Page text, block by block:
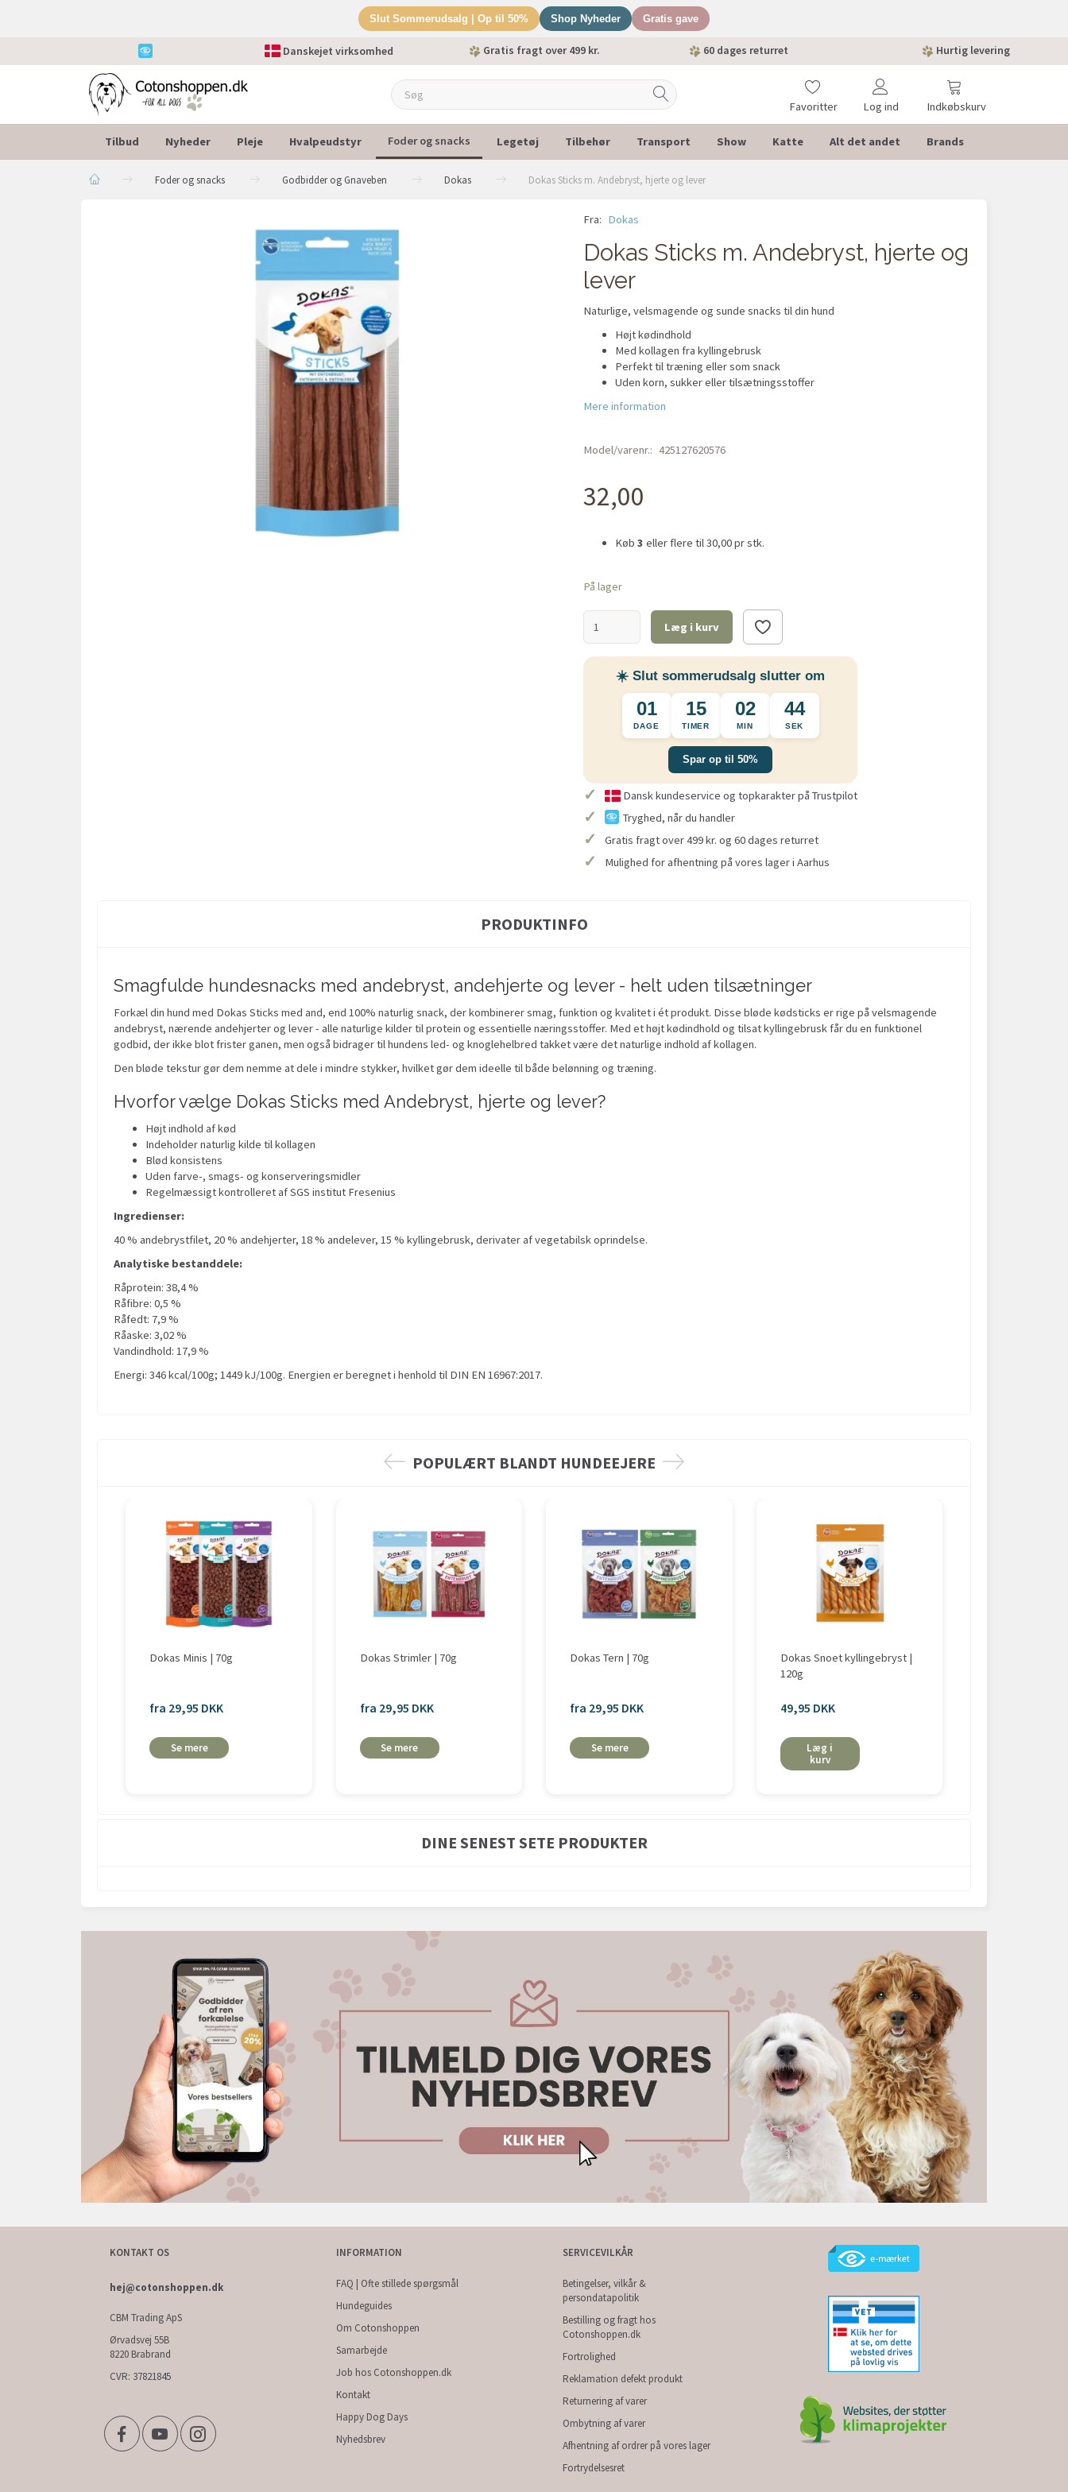
Slut Sommerudsalg | Op til 50% Shop Nyheder Gratis gave
Danskejet virksomhed Gratis fragt over 499 kr. 60 dages returret Hurtig levering
Indkøbskurv
Favoritter Log ind
Tilbud Nyheder Pleje Hvalpeudstyr Foder og snacks Legetøj Tilbehør Transport Show Katte Alt det andet Brands
Foder og snacks Godbidder og Gnaveben Dokas Dokas Sticks m. Andebryst, hjerte og lever
Fra: Dokas
Dokas Sticks m. Andebryst, hjerte og
lever
Naturlige, velsmagende og sunde snacks til din hund
Højt kødindhold
Med kollagen fra kyllingebrusk
Perfekt til træning eller som snack
Uden korn, sukker eller tilsætningsstoffer
Mere information
Model/varenr.: 425127620576
32,00
Køb3 eller flere til30,00pr stk.
På lager
Læg i kurv
☀️ Slut sommerudsalg slutter om
01
DAGE
15
TIMER
02
MIN
43
SEK
Spar op til 50%
✓ Dansk kundeservice og topkarakter på Trustpilot
✓ Tryghed, når du handler
✓ Gratis fragt over 499 kr. og 60 dages returret
✓ Mulighed for afhentning på vores lager i Aarhus
PRODUKTINFO
Smagfulde hundesnacks med andebryst, andehjerte og lever - helt uden tilsætninger
Forkæl din hund med Dokas Sticks med and, end 100% naturlig snack, der kombinerer smag, funktion og kvalitet i ét produkt. Disse bløde kødsticks er rige på velsmagende
andebryst, nærende andehjerter og lever - alle naturlige kilder til protein og essentielle næringsstoffer. Med et højt kødindhold og tilsat kyllingebrusk får du en funktionel
godbid, der ikke blot frister ganen, men også bidrager til hundens led- og knoglehelbred takket være det naturlige indhold af kollagen.
Den bløde tekstur gør dem nemme at dele i mindre stykker, hvilket gør dem ideelle til både belønning og træning.
Hvorfor vælge Dokas Sticks med Andebryst, hjerte og lever?
Højt indhold af kød
Indeholder naturlig kilde til kollagen
Blød konsistens
Uden farve-, smags- og konserveringsmidler
Regelmæssigt kontrolleret af SGS institut Fresenius
Ingredienser:
40 % andebrystfilet, 20 % andehjerter, 18 % andelever, 15 % kyllingebrusk, derivater af vegetabilsk oprindelse.
Analytiske bestanddele:
Råprotein: 38,4 %
Råfibre: 0,5 %
Råfedt: 7,9 %
Råaske: 3,02 %
Vandindhold: 17,9 %
Energi: 346 kcal/100g; 1449 kJ/100g. Energien er beregnet i henhold til DIN EN 16967:2017.
POPULÆRT BLANDT HUNDEEJERE
Dokas Minis | 70g
fra 29,95 DKK
Se mere
Dokas Strimler | 70g
fra 29,95 DKK
Se mere
Dokas Tern | 70g
fra 29,95 DKK
Se mere
Dokas Snoet kyllingebryst |
120g
49,95 DKK
Læg i
kurv
DINE SENEST SETE PRODUKTER
KONTAKT OS
hej@cotonshoppen.dk
CBM Trading ApS
Ørvadsvej 55B
8220 Brabrand
CVR: 37821845
INFORMATION
FAQ | Ofte stillede spørgsmål
Hundeguides
Om Cotonshoppen
Samarbejde
Job hos Cotonshoppen.dk
Kontakt
Happy Dog Days
Nyhedsbrev
SERVICEVILKÅR
Betingelser, vilkår &
persondatapolitik
Bestilling og fragt hos
Cotonshoppen.dk
Fortrolighed
Reklamation defekt produkt
Returnering af varer
Ombytning af varer
Afhentning af ordrer på vores lager
Fortrydelsesret